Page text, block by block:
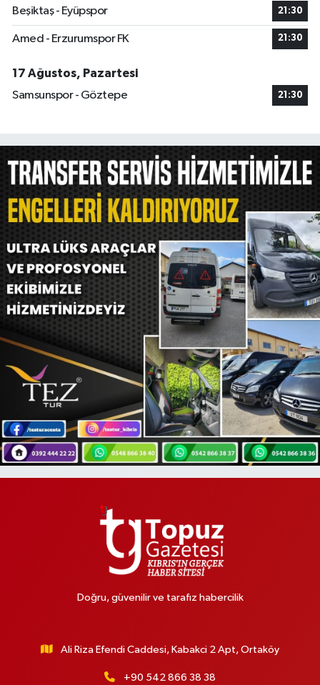
Beşiktaş - Eyüpspor 21:30
Amed - Erzurumspor FK 21:30
17 Ağustos, Pazartesi
Samsunspor - Göztepe
21:30
Doğru, güvenilir ve tarafız habercilik
Ali Riza Efendi Caddesi, Kabakci 2 Apt, Ortaköy
+90 542 866 38 38